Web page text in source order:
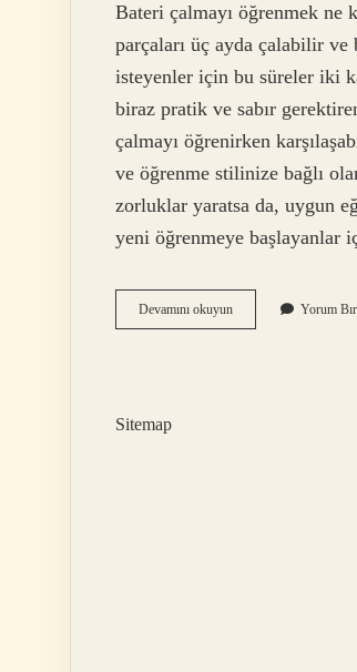
Bateri çalmayı öğrenmek ne
parçaları üç ayda çalabilir
isteyenler için bu süreler iki
biraz pratik ve sabır
çalmayı öğrenirken
ve öğrenme stilinize bağlı
zorluklar yaratsa da, uygun
yeni öğrenmeye başlayanlar
Devamını okuyunBateri
Öğrenmek
Yorum
Sitemap